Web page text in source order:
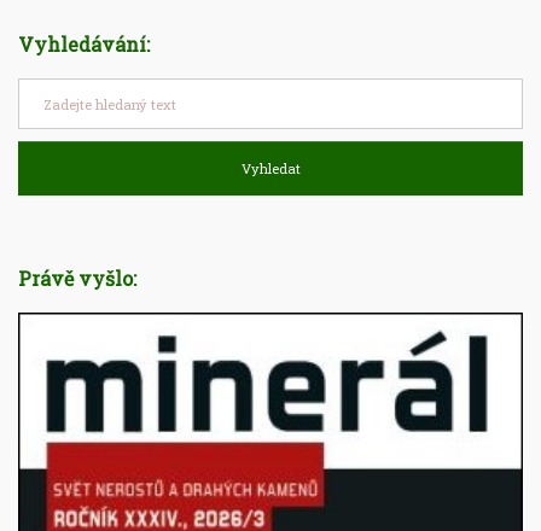
Vyhledávání:
Vyhledat
Právě vyšlo: